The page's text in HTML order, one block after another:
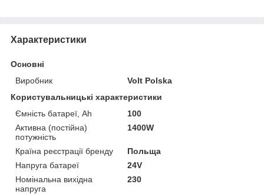
Характеристики
Основні
Виробник
Volt Polska
Користувальницькі характеристики
Ємність батареї, Ah
100
Активна (постійна)
потужність
1400W
Країна реєстрації бренду
Польща
Напруга батареї
24V
Номінальна вихідна
напруга
230